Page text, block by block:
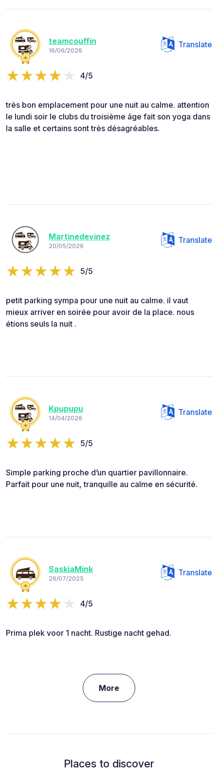
teamcouffin
16/06/2026
Translate
4/5
très bon emplacement pour une nuit au calme. attention
le lundi soir le clubs du troisième âge fait son yoga dans
la salle et certains sont très désagréables.
Martinedevinez
20/05/2026
Translate
5/5
petit parking sympa pour une nuit au calme. il vaut
mieux arriver en soirée pour avoir de la place. nous
étions seuls la nuit .
Kpupupu
14/04/2026
Translate
5/5
Simple parking proche d’un quartier pavillonnaire.
Parfait pour une nuit, tranquille au calme en sécurité.
SaskiaMink
26/07/2025
Translate
4/5
Prima plek voor 1 nacht. Rustige nacht gehad.
More
Places to discover